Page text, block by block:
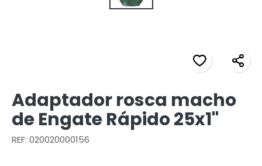
Adaptador rosca macho
de Engate Rápido 25x1"
REF: 020020000156